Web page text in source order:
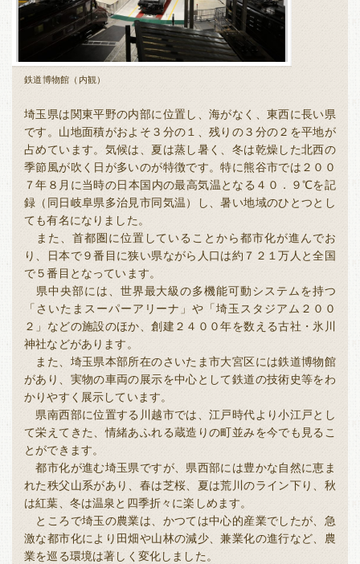
高知
九州・沖縄
福岡 佐賀 長崎
全国
全国本部の地域貢献活動
中国・四国
鳥取 島根 岡山
山口 徳島 香川
九州・沖縄
福岡 佐賀 長崎 熊本
大分 宮崎 鹿児島 沖縄
鉄道博物館（内観）
埼玉県は関東平野の内部に位置し、海がなく、東西に長い県
です。山地面積がおよそ３分の１、残りの３分の２を平地が
占めています。気候は、夏は蒸し暑く、冬は乾燥した北西の
季節風が吹く日が多いのが特徴です。特に熊谷市では２００
７年８月に当時の日本国内の最高気温となる４０．９℃を記
録（同日岐阜県多治見市同気温）し、暑い地域のひとつとし
ても有名になりました。
また、首都圏に位置していることから都市化が進んでお
り、日本で９番目に狭い県ながら人口は約７２１万人と全国
で５番目となっています。
県中央部には、世界最大級の多機能可動システムを持つ
「さいたまスーパーアリーナ」や「埼玉スタジアム２００
２」などの施設のほか、創建２４００年を数える古社・氷川
神社などがあります。
また、埼玉県本部所在のさいたま市大宮区には鉄道博物館
があり、実物の車両の展示を中心として鉄道の技術史等をわ
かりやすく展示しています。
県南西部に位置する川越市では、江戸時代より小江戸とし
て栄えてきた、情緒あふれる蔵造りの町並みを今でも見るこ
とができます。
都市化が進む埼玉県ですが、県西部には豊かな自然に恵ま
れた秩父山系があり、春は芝桜、夏は荒川のライン下り、秋
は紅葉、冬は温泉と四季折々に楽しめます。
ところで埼玉の農業は、かつては中心的産業でしたが、急
激な都市化により田畑や山林の減少、兼業化の進行など、農
業を巡る環境は著しく変化しました。